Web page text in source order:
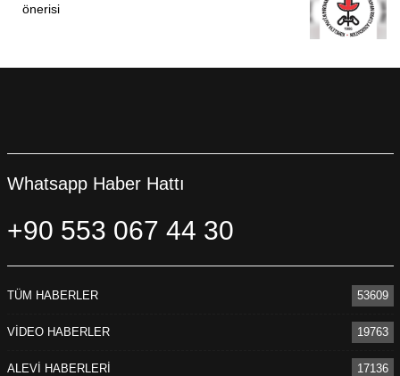
önerisi
Whatsapp Haber Hattı
+90 553 067 44 30
TÜM HABERLER 53609
VİDEO HABERLER 19763
ALEVİ HABERLERİ 17136